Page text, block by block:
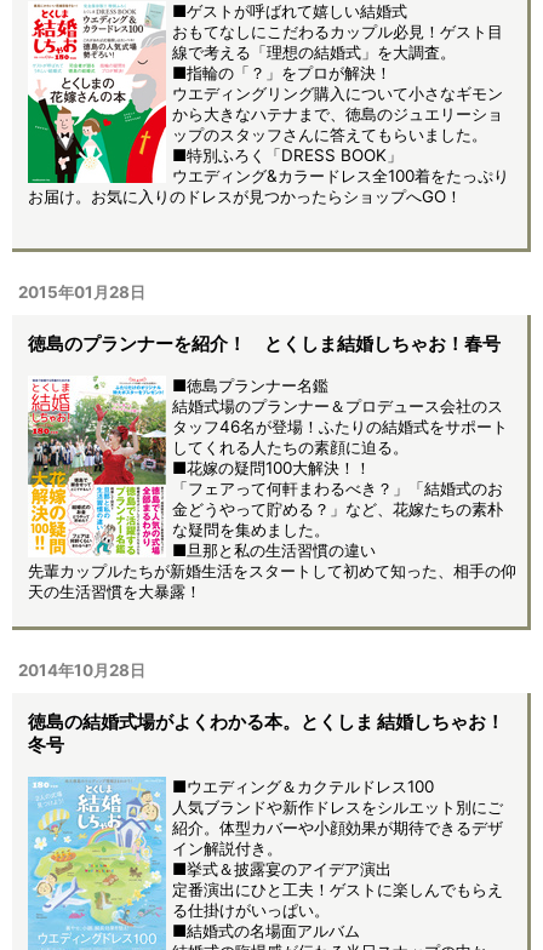
■ゲストが呼ばれて嬉しい結婚式
おもてなしにこだわるカップル必見！ゲスト目
線で考える「理想の結婚式」を大調査。
■指輪の「？」をプロが解決！
ウエディングリング購入について小さなギモン
から大きなハテナまで、徳島のジュエリーショ
ップのスタッフさんに答えてもらいました。
■特別ふろく「DRESS BOOK」
ウエディング&カラードレス全100着をたっぷり
お届け。お気に入りのドレスが見つかったらショップへGO！
2015年01月28日
徳島のプランナーを紹介！ とくしま結婚しちゃお！春号
■徳島プランナー名鑑
結婚式場のプランナー＆プロデュース会社のス
タッフ46名が登場！ふたりの結婚式をサポート
してくれる人たちの素顔に迫る。
■花嫁の疑問100大解決！！
「フェアって何軒まわるべき？」「結婚式のお
金どうやって貯める？」など、花嫁たちの素朴
な疑問を集めました。
■旦那と私の生活習慣の違い
先輩カップルたちが新婚生活をスタートして初めて知った、相手の仰
天の生活習慣を大暴露！
2014年10月28日
徳島の結婚式場がよくわかる本。とくしま 結婚しちゃお！
冬号
■ウエディング＆カクテルドレス100
人気ブランドや新作ドレスをシルエット別にご
紹介。体型カバーや小顔効果が期待できるデザ
イン解説付き。
■挙式＆披露宴のアイデア演出
定番演出にひと工夫！ゲストに楽しんでもらえ
る仕掛けがいっぱい。
■結婚式の名場面アルバム